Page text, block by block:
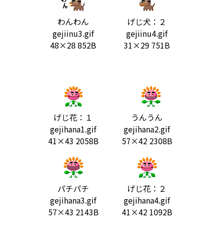
わんわん
gejiinu3.gif
48×28 852B
げじ犬：２
gejiinu4.gif
31×29 751B
げじ花：１
gejihana1.gif
41×43 2058B
うんうん
gejihana2.gif
57×42 2308B
パチパチ
gejihana3.gif
57×43 2143B
げじ花：２
gejihana4.gif
41×42 1092B